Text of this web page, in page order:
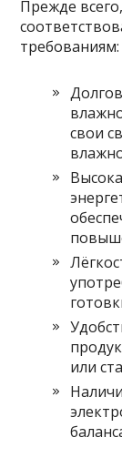
Прежде
требованиям:
свои
или